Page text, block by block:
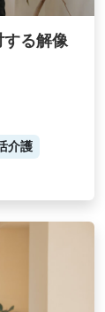
する解像
介護